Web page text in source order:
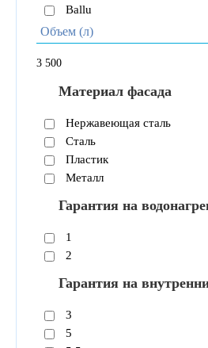
Ballu
Объем (л)
3 500
Материал фасада
Нержавеющая сталь
Сталь
Пластик
Металл
Гарантия на
1
2
Гарантия на
3
5